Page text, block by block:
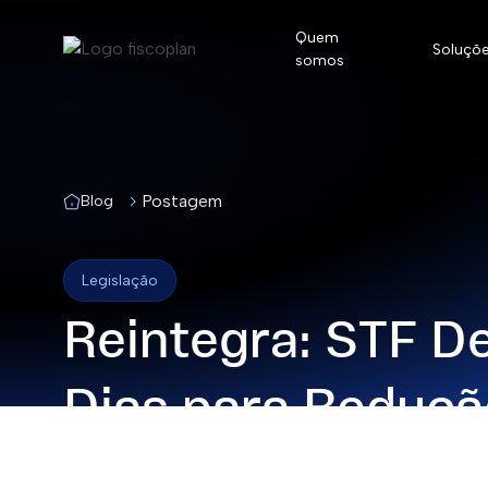
Quem
somos
Blog Postagem
Legislação
Reintegra: STF
Dias para